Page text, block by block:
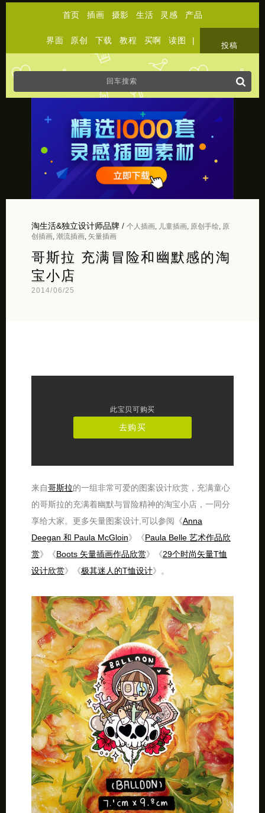
首页 插画 摄影 生活 灵感 产品
界面 原创 下载 教程 买啊 读图 |
投稿
淘生活&独立设计师品牌/ 个人插画, 儿童插画, 原创手绘,
原
创插画, 潮流插画, 矢量插画
哥斯拉 充满冒险和幽默感的淘
宝小店
2014/06/25
此宝贝可购买
去购买
来自哥斯拉的一组非常可爱的图案设计欣赏，充满童心
的哥斯拉的充满着幽默与冒险精神的淘宝小店，一同分
享给大家。更多矢量图案设计,可以参阅《Anna
Deegan 和 Paula McGloin​》《Paula Belle 艺术作品欣
赏》《Boots 矢量插画作品欣赏》《29个时尚矢量T恤
设计欣赏》《极其迷人的T恤设计》。